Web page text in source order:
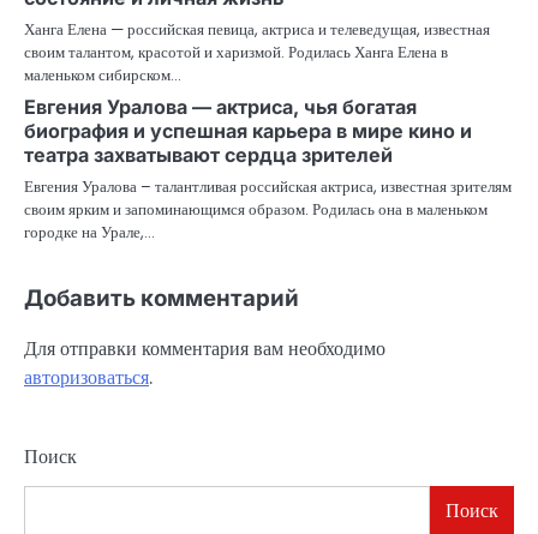
Ханга Елена — российская певица, актриса и телеведущая, известная
своим талантом, красотой и харизмой. Родилась Ханга Елена в
маленьком сибирском…
Евгения Уралова — актриса, чья богатая
биография и успешная карьера в мире кино и
театра захватывают сердца зрителей
Евгения Уралова – талантливая российская актриса, известная зрителям
своим ярким и запоминающимся образом. Родилась она в маленьком
городке на Урале,…
Добавить комментарий
Для отправки комментария вам необходимо
авторизоваться.
Поиск
Поиск